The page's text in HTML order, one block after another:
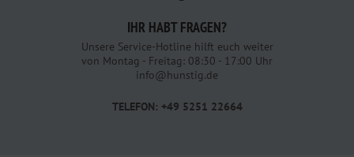
IHR HABT FRAGEN?
Unsere Service-Hotline hilft euch weiter
von Montag - Freitag: 08:30 - 17:00 Uhr
info@hunstig.de
TELEFON: +49 5251 22664